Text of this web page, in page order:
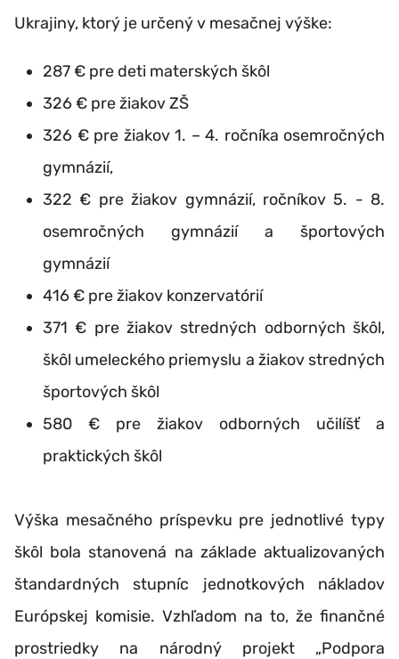
Ukrajiny, ktorý je určený v mesačnej výške:
287 € pre deti materských škôl
326 € pre žiakov ZŠ
326 € pre žiakov 1. – 4. ročníka osemročných
gymnázií,
322 € pre žiakov gymnázií, ročníkov 5. - 8.
osemročných gymnázií a športových
gymnázií
416 € pre žiakov konzervatórií
371 € pre žiakov stredných odborných škôl,
škôl umeleckého priemyslu a žiakov stredných
športových škôl
580 € pre žiakov odborných učilíšť a
praktických škôl
Výška mesačného príspevku pre jednotlivé typy
škôl bola stanovená na základe aktualizovaných
štandardných stupníc jednotkových nákladov
Európskej komisie. Vzhľadom na to, že finančné
prostriedky na národný projekt „Podpora